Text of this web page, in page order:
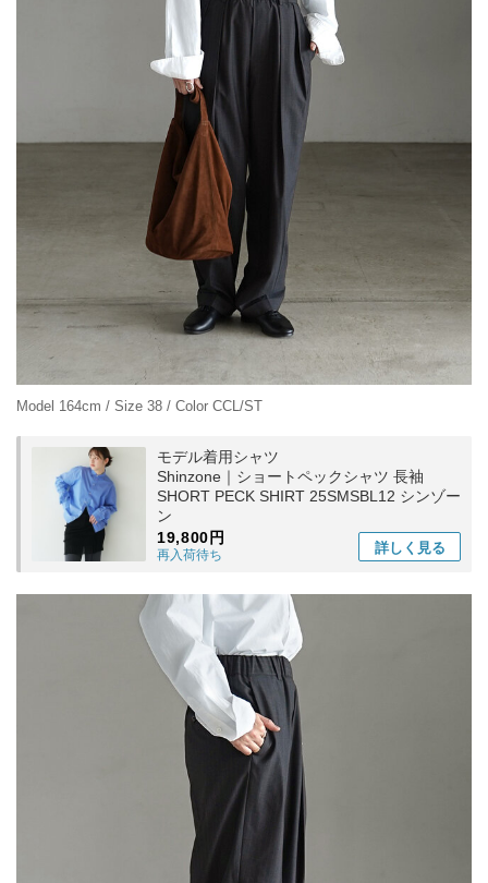
Model 164cm / Size 38 / Color CCL/ST
モデル着用シャツ
Shinzone｜ショートペックシャツ 長袖
SHORT PECK SHIRT 25SMSBL12 シンゾー
ン
19,800円
再入荷待ち 詳しく 見る